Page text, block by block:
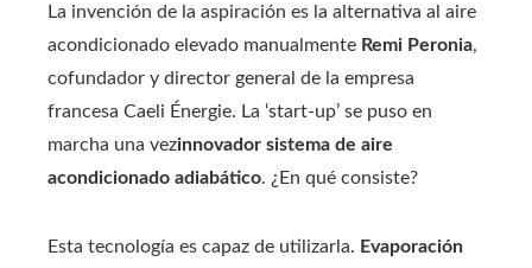
La invención de la aspiración es la alternativa al aire
acondicionado elevado manualmente Remi Peronia,
cofundador y director general de la empresa
francesa Caeli Énergie. La ‘start-up’ se puso en
marcha una vezinnovador sistema de aire
acondicionado adiabático. ¿En qué consiste?
Esta tecnología es capaz de utilizarla. Evaporación